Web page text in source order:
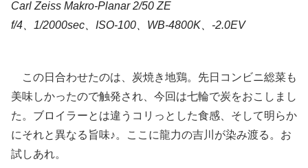
Carl Zeiss Makro-Planar 2/50 ZE
f/4、1/2000sec、ISO-100、WB-4800K、-2.0EV
この日合わせたのは、炭焼き地鶏。先日コンビニ総菜も
美味しかったので触発され、今回は七輪で炭をおこしまし
た。ブロイラーとは違うコリっとした食感、そして明らか
にそれと異なる旨味♪。ここに龍力の吉川が染み渡る。お
試しあれ。